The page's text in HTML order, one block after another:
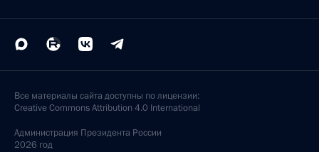
Все материалы сайта доступны по лицензии:
Creative Commons Attribution 4.0 International
Администрация Президента России
2026 год